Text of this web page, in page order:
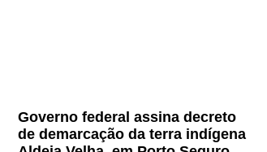
Governo federal assina decreto
de demarcação da terra indígena